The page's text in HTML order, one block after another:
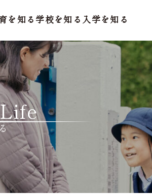
を知る
育理念
育方針
学校を知る
沿革
施設・設備紹介
聖マリアの一日
特習・アフタースクール
年間行事
安全への取り組み
入学を知る
制服
説明会
アクセス・環境
卒業生・保護者メッセージ